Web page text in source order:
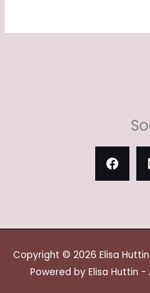
Copyright © 2026 Elisa
Powered by Elisa Huttin